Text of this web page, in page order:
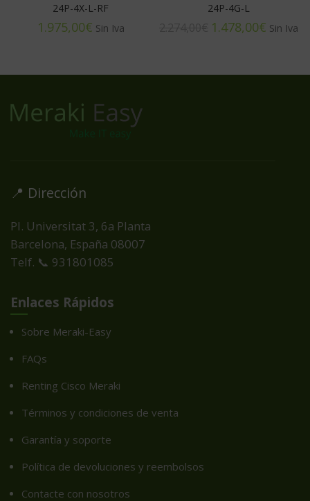
24P-4X-L-RF
€
24P-4G-L
1.478,00€
📍 Dirección
Pl. Universitat 3, 6a Planta
Barcelona, España 08007
Telf. 📞 931801085
Enlaces Rápidos
Sobre Meraki-Easy
FAQs
Renting Cisco Meraki
Términos y condiciones de venta
Garantía y soporte
Política de devoluciones y reembolsos
Contacte con nosotros